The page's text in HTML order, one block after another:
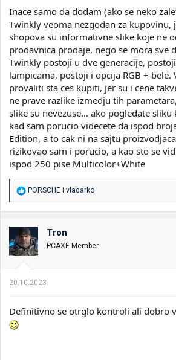
Inace samo da dodam (ako se neko
Twinkly veoma nezgodan za kupovinu,
shopova su informativne slike koje ne
prodavnica prodaje, nego se mora sve
Twinkly postoji u dve generacije, postoji
lampicama, postoji i opcija RGB + bele.
provaliti sta ces kupiti, jer su i cene
ne prave razlike izmedju tih
slike su nevezuse... ako pogledate
kad sam porucio videcete da ispod
Edition, a to cak ni na sajtu
rizikovao sam i porucio, a kao sto se
ispod 250 pise Multicolor+White
R
a
o
v
a
n
:
PORSCHE i vladarko
Tron
PCAXE Member
20.10.2023.
Definitivno se otrglo kontroli ali dobro